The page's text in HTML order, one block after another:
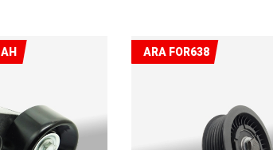
ARA FOR638